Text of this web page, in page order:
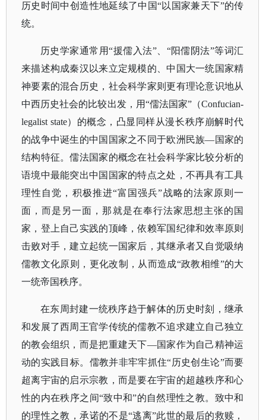
历史时间中创造性地延续了中国“以国家兼天下”的传
统。
历史学家通常用“援儒入法”、“阳儒阴法”等词汇
来描述构成秦汉以来立定规模的、中国大一统国家精
神要素的混合历史，社会科学家则更有理论意识地从
中西历史社会的比较出发，用“儒法国家”（Confucian-
legalist state）的概念，凸显同样从漫长秩序崩解时代
的战争中诞生的中国国家之不同于欧洲民族—国家的
结构特征。儒法国家的概念在社会科学家比较分析的
语境中最能突出中国国家的特点之处，不再具有工具
理性自觉，积极推进“富国强兵”战略的法家原则一
面，而是另一面，那就是在奉行法家思想主张的国
家，登上自己实践的顶峰，依赖军国纪律和效率原则
击败对手，建立起统一国家后，其继承者又自觉吸纳
儒教文化原则，更化改制，从而造成“政教相维”的大
一统帝国秩序。
在东周封建一统秩序趋于解体的历史时刻，继承
和发展了西周王官学传统的儒教不追求建立自己独立
的教会组织，而是把重建天下—国家作为自己精神运
动的实践目标。儒教并非牢牢抓住“历史创生论”而要
超离宇宙的启示宗教，而是要在宇宙的超越秩序和心
性的内在秩序之间“致中和”的自然理性之教。致中和
的理性之教，承诺的不是“逃离”此世的最后的救赎，